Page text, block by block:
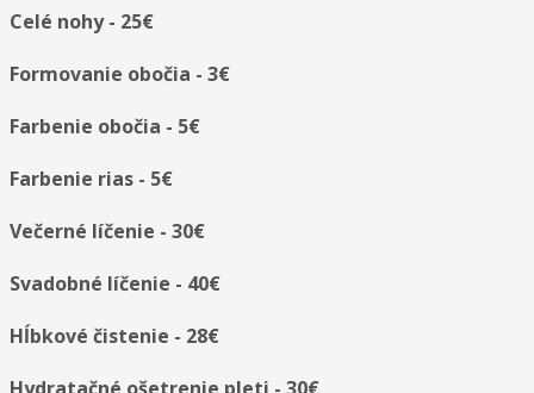
Celé nohy - 25€
Formovanie obočia - 3€
Farbenie obočia - 5€
Farbenie rias - 5€
Večerné líčenie - 30€
Svadobné líčenie - 40€
Hĺbkové čistenie - 28€